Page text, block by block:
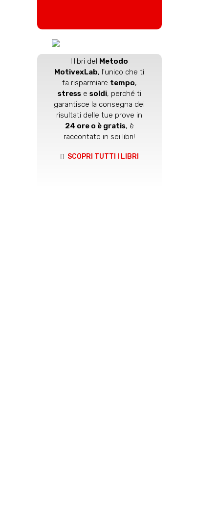
I libri del Metodo
MotivexLab, l'unico che ti
fa risparmiare tempo,
stresse soldi, perché ti
garantisce la consegna dei
risultati delle tue prove in
24 ore o è gratis, è
raccontato in sei libri!
SCOPRI TUTTI I LIBRI